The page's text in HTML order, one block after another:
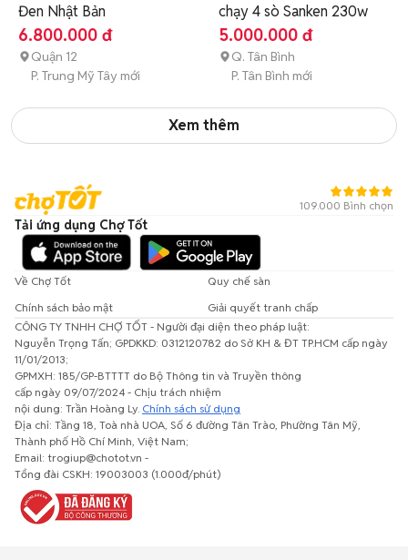
Đen Nhật Bản
6.800.000 đ
Quận 12
P. Trung Mỹ Tây mới
chạy 4 sò Sanken 230w
5.000.000 đ
Q. Tân Bình
P. Tân Bình mới
Xem thêm
109.000 Bình chọn
Tải ứng dụng Chợ Tốt
Về Chợ Tốt
Quy chế sàn
Chính sách bảo mật
Giải quyết tranh chấp
CÔNG TY TNHH CHỢ TỐT - Người đại diện theo pháp luật:
Nguyễn Trọng Tấn; GPDKKD: 0312120782 do Sở KH & ĐT TP.HCM cấp ngày
11/01/2013;
GPMXH: 185/GP-BTTTT do Bộ Thông tin và Truyền thông
cấp ngày 09/07/2024 - Chịu trách nhiệm
nội dung: Trần Hoàng Ly. Chính sách sử dụng
Địa chỉ: Tầng 18, Toà nhà UOA, Số 6 đường Tân Trào, Phường Tân Mỹ,
Thành phố Hồ Chí Minh, Việt Nam;
Email: trogiup@chotot.vn -
Tổng đài CSKH: 19003003 (1.000đ/phút)